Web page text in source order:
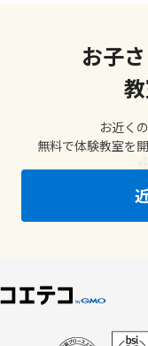
お子
お近く
無料で体験教室を